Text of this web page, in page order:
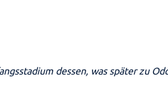
dessen, was später zu